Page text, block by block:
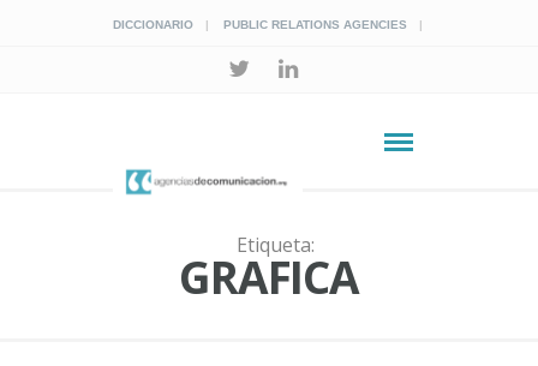
DICCIONARIO PUBLIC RELATIONS AGENCIES
Etiqueta:
GRAFICA